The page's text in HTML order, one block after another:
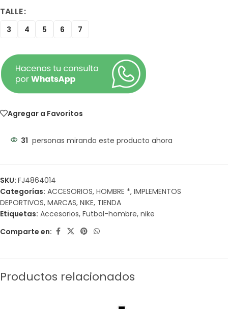
TALLE
3 4 5 6 7
Agregar a Favoritos
31 personas mirando este producto ahora
SKU: FJ4864014
Categorías: ACCESORIOS, HOMBRE *, IMPLEMENTOS
DEPORTIVOS, MARCAS, NIKE, TIENDA
Etiquetas: Accesorios, Futbol-hombre, nike
Comparte en:
Productos relacionados